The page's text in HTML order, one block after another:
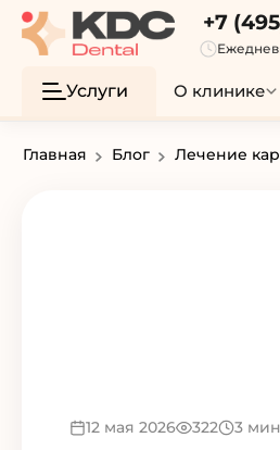
+7
Услуги О клинике
Главная Блог Лечение
12 мая 2026 322 3